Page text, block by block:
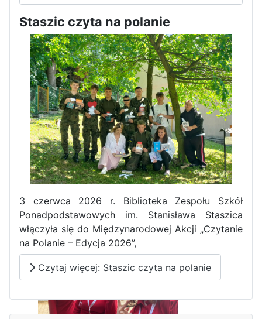
Zakończenie praktyk w
Portugalii
Rozpoczęcie kampanii „Gotowi
na kryzys” w ZSP w Iłży
Staszic czyta na polanie
3 czerwca 2026 r. Biblioteka Zespołu Szkół
Ponadpodstawowych im. Stanisława Staszica
włączyła się do Międzynarodowej Akcji „Czytanie
na Polanie – Edycja 2026”,
Czytaj więcej: Staszic czyta na polanie